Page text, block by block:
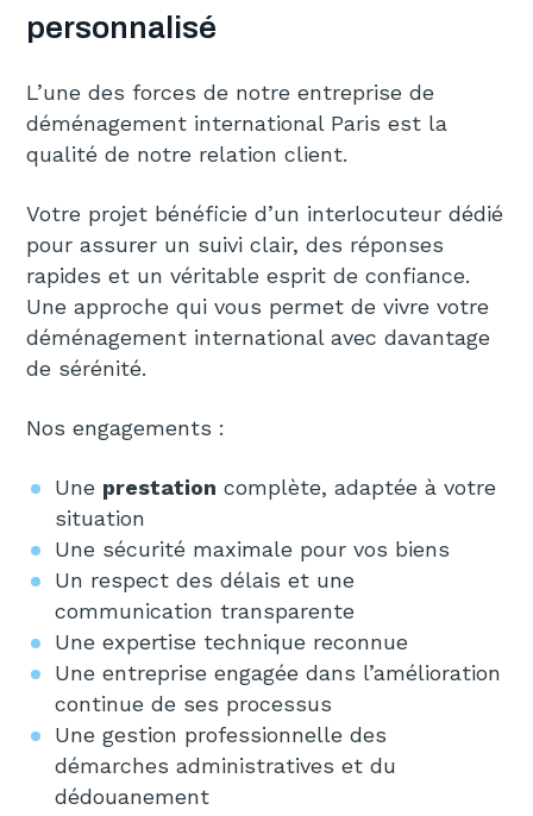
personnalisé
L’une des forces de notre entreprise de
déménagement international Paris est la
qualité de notre relation client.
Votre projet bénéficie d’un interlocuteur dédié
pour assurer un suivi clair, des réponses
rapides et un véritable esprit de confiance.
Une approche qui vous permet de vivre votre
déménagement international avec davantage
de sérénité.
Nos engagements :
Une prestation complète, adaptée à votre
situation
Une sécurité maximale pour vos biens
Un respect des délais et une
communication transparente
Une expertise technique reconnue
Une entreprise engagée dans l’amélioration
continue de ses processus
Une gestion professionnelle des
démarches administratives et du
dédouanement